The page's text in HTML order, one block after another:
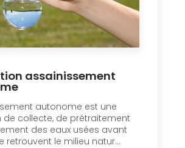
assainissement
autonome est une
de collecte, de prétraitement
des eaux usées avant
retrouvent le milieu natur...